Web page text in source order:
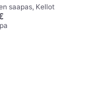
saapas, Kellot